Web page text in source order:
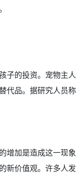
子的投资。宠物主
代品。据研究人员
增加是造成这一现
新价值观。许多人